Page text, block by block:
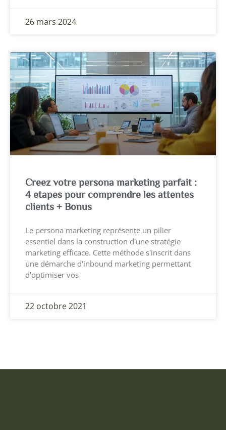
26 mars 2024
Creez votre persona marketing parfait :
4 etapes pour comprendre les attentes
clients + Bonus
Le persona marketing représente un pilier
essentiel dans la construction d'une stratégie
marketing efficace. Cette méthode s'inscrit dans
une démarche d'inbound marketing permettant
d'optimiser vos
22 octobre 2021